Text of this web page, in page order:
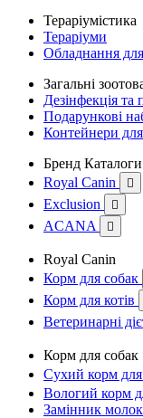
Тераріумістика
Тераріуми
Обладнання для
Загальні
Дезінфекція
Подарункові
Контейнери
Бренд Каталоги
Royal Canin

Exclusion 
ACANA 
Royal Canin
Корм для собак
Корм для котів
Ветеринарні
Корм для собак
Сухий корм для
Вологий корм
Замінник